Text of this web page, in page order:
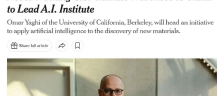
ာ ဒေါက်တာယာဂီကို ခန့်အပ်တဲ့ အခမ်းအနားတစ်ခု ပြုလုပ်ခဲ့ပြီး သူ့
ကမ္ဘာ့အထူးချွန်ဆုံး ဓာတုဗေဒပညာရှင်တွေထဲက တစ်ယောက်လို့
ျီးကျူးခဲ့ပါတယ်။ တက္ကသိုလ်ဘက်က ပြောတာကတော့ ဒေါက်တာ
ာဂီဟာ ဒီရာထူးအသစ်ကို “အရှိန်လျှော့ဖို့ ဒါမှမဟုတ် လုပ်ပြီးသား
ေကို ထပ်လုပ်ဖို့ မမဟုတ်ဘဲ အရင်ကထက် ပိုပြီး တက်ကြွမှု၊ ပိုပြီး
ာရုံစိုက်မှု၊ ပိုပြီး ကြီးမားတဲ့ ရည်မှန်းချက်တွေနဲ့ သိပ္ပံပညာကို
ပ်ဆောင်ဖို့” အခွင့်အရေးတစ်ခုအနေနဲ့ မြင်တယ်လို့ ဆိုပါတယ်။
ါရှင်တန်ဒီစီအခြေစိုက် အမေရိကန် သိပ္ပံတိုးတက်ရေးအသင်းက